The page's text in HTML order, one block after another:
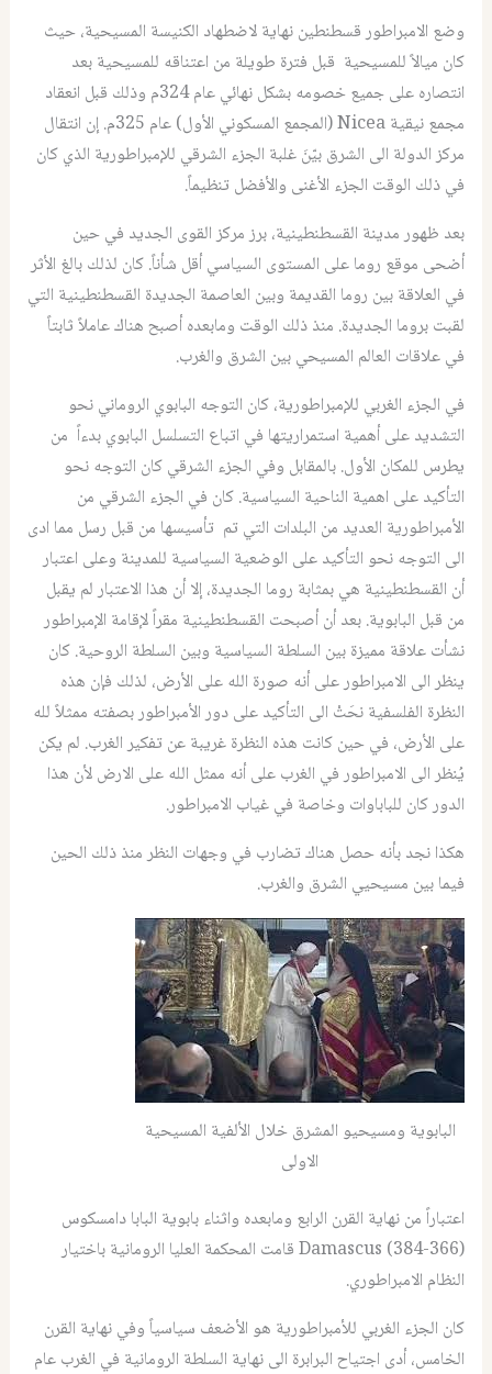
وضع الامبراطور قسطنطين نهاية لاضطهاد الكنيسة المسيحية، حيث
كان ميالاً للمسيحية قبل فترة طويلة من اعتناقه للمسيحية بعد
انتصاره على جميع خصومه بشكل نهائي عام 324م وذلك قبل انعقاد
مجمع نيقية Nicea (المجمع المسكوني الأول) عام 325م. إن انتقال
مركز الدولة الى الشرق بيّنَ غلبة الجزء الشرقي للإمبراطورية الذي كان
في ذلك الوقت الجزء الأغنى والأفضل تنظيماً.
بعد ظهور مدينة القسطنطينية، برز مركز القوى الجديد في حين
أضحى موقع روما على المستوى السياسي أقل شأناً. كان لذلك بالغ الأثر
في العلاقة بين روما القديمة وبين العاصمة الجديدة القسطنطينية التي
لقبت بروما الجديدة. منذ ذلك الوقت ومابعده أصبح هناك عاملاً ثابتاً
في علاقات العالم المسيحي بين الشرق والغرب.
في الجزء الغربي للإمبراطورية، كان التوجه البابوي الروماني نحو
التشديد على أهمية استمراريتها في اتباع التسلسل البابوي بدءاً من
يطرس للمكان الأول. بالمقابل وفي الجزء الشرقي كان التوجه نحو
التأكيد على اهمية الناحية السياسية. كان في الجزء الشرقي من
الأمبراطورية العديد من البلدات التي تم تأسيسها من قبل رسل مما ادى
الى التوجه نحو التأكيد على الوضعية السياسية للمدينة وعلى اعتبار
أن القسطنطينية هي بمثابة روما الجديدة، إلا أن هذا الاعتبار لم يقبل
من قبل البابوية. بعد أن أصبحت القسطنطينية مقراً لإقامة الإمبراطور
نشأت علاقة مميزة بين السلطة السياسية وبين السلطة الروحية. كان
ينظر الى الامبراطور على أنه صورة الله على الأرض، لذلك فإن هذه
النظرة الفلسفية نحَتْ الى التأكيد على دور الأمبراطور بصفته ممثلاً لله
على الأرض، في حين كانت هذه النظرة غريبة عن تفكير الغرب. لم يكن
يُنظر الى الامبراطور في الغرب على أنه ممثل الله على الارض لأن هذا
الدور كان للباباوات وخاصة في غياب الامبراطور.
هكذا نجد بأنه حصل هناك تضارب في وجهات النظر منذ ذلك الحين
فيما بين مسيحيي الشرق والغرب.
البابوية ومسيحيو المشرق خلال الألفية المسيحية
الاولى
اعتباراً من نهاية القرن الرابع ومابعده واثناء بابوية البابا دامسكوس
(Damascus (384-366 قامت المحكمة العليا الرومانية باختيار
النظام الامبراطوري.
كان الجزء الغربي للأمبراطورية هو الأضعف سياسياً وفي نهاية القرن
الخامس، أدى اجتياح البرابرة الى نهاية السلطة الرومانية في الغرب عام